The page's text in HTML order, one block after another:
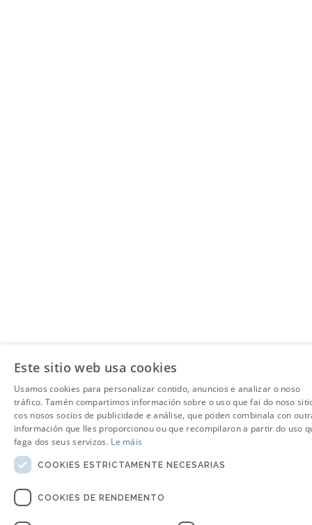
Este sitio web usa cookies
Usamos cookies para personalizar contido, anuncios e analizar o noso
tráfico. Tamén compartimos información sobre o uso que fai do noso
cos nosos socios de publicidade e análise, que poden combinala con
información que lles proporcionou ou que recompilaron a partir do uso
faga dos seus servizos. Le máis
COOKIES ESTRICTAMENTE NECESARIAS
COOKIES DE RENDEMENTO